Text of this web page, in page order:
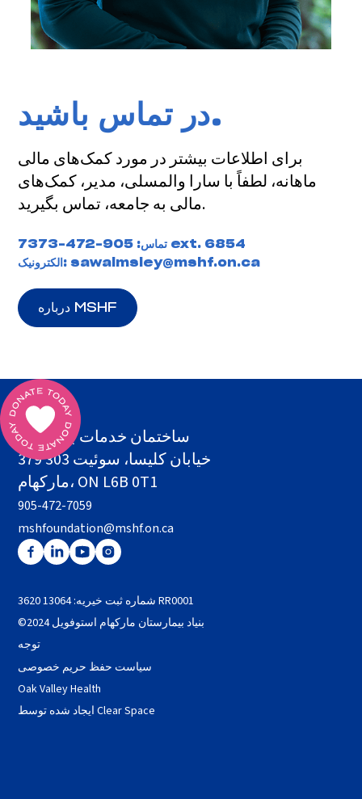
در تماس باشید.
برای اطلاعات بیشتر در مورد کمک‌های مالی
ماهانه، لطفاً با سارا والمسلی، مدیر، کمک‌های
مالی به جامعه، تماس بگیرید.
تماس: 905-472-7373 ext. 6854
الکترونیک:sawalmsley@mshf.on.ca
درباره MSHF
بنیاد MSH
ساختمان خدمات بهداشتی
379 خیابان کلیسا، سوئیت 303
مارکهام، ON L6B 0T1
905-472-7059
mshfoundation@mshf.on.ca
شماره ثبت خیریه: 13064 3620 RR0001
©2024 بنیاد بیمارستان مارکهام استوفویل
توجه
سیاست حفظ حریم خصوصی
Oak Valley Health
ایجاد شده توسط Clear Space